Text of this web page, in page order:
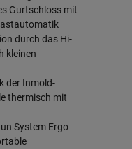
Gurtschloss mit
durch das Hi-
kleinen
der Inmold-
thermisch mit
System Ergo